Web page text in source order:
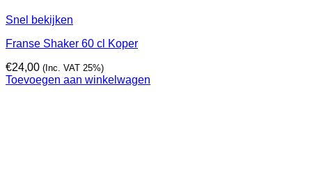
Snel bekijken
Franse Shaker 60 cl Koper
€24,00 (Inc. VAT 25%)
Toevoegen aan winkelwagen